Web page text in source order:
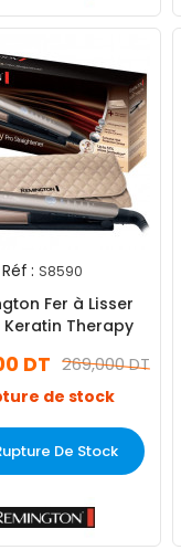
Réf : S8590
Fer à Lisser
Keratin Therapy
269,000 DT
DT
de stock
De Stock